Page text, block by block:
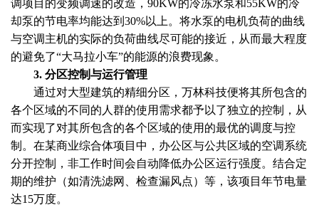
调项目的变频调速的改造，90KW的冷冻水泵和55KW的冷
却泵的节电率均能达到30%以上。将水泵的电机负荷的曲线
与空调主机的实际的负荷曲线尽可能的接近，从而最大程度
的避免了“大马拉小车”的能源的浪费现象。
3. 分区控制与运行管理
通过对大型建筑的精细分区，万林科技便将其所包含的
各个区域的不同的人群的使用需求都予以了独立的控制，从
而实现了对其所包含的各个区域的使用的最优的调度与控
制。在某商业综合体项目中，办公区与公共区域的空调系统
分开控制，非工作时间会自动降低办公区运行强度。结合定
期的维护（如清洗滤网、检查漏风点）等，该项目年节电量
达15万度。